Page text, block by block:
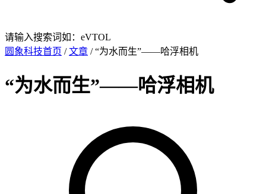
请输入搜索词如：eVTOL
圆象科技首页 /文章 / “为水而生”——哈浮相机
“为水而生”——哈浮相机